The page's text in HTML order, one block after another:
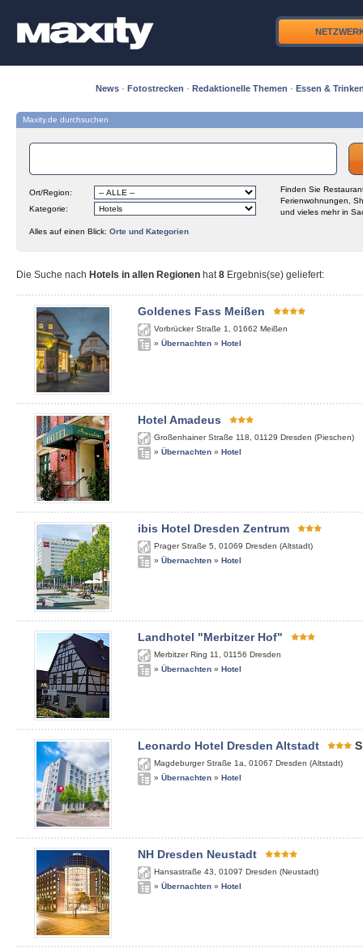
News · Fotostrecken · Redaktionelle Themen · Essen &
Maxity.de durchsuchen
Ort/Region:
Kategorie:
Finden Sie
Ferienwohnungen,
und vieles mehr in
Alles auf einen Blick: Orte und Kategorien
Die Suche nach Hotels in allen Regionen hat8 Ergebnis(se) geliefert:
Goldenes Fass Meißen
Vorbrücker Straße 1 01662 Meißen
» Übernachten » Hotel
Hotel Amadeus
Großenhainer Straße 118 01129 Dresden (Pieschen)
» Übernachten » Hotel
ibis Hotel Dresden Zentrum
Prager Straße 5 01069 Dresden (Altstadt)
» Übernachten » Hotel
Landhotel "Merbitzer Hof"
Merbitzer Ring 11 01156 Dresden
» Übernachten » Hotel
Leonardo Hotel Dresden Altstadt S
Magdeburger Straße 1a 01067 Dresden (Altstadt)
» Übernachten » Hotel
NH Dresden Neustadt
Hansastraße 43 01097 Dresden (Neustadt)
» Übernachten » Hotel